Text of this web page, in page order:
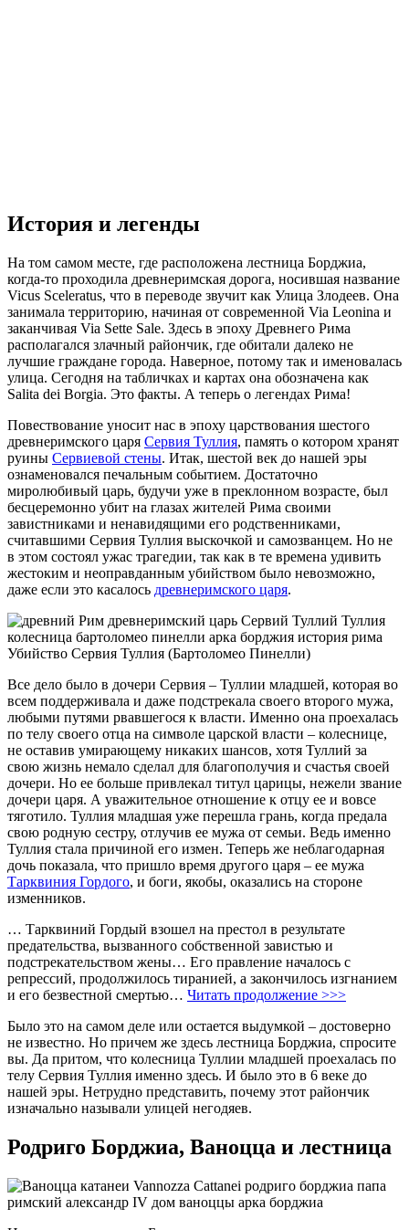
История и легенды
На том самом месте, где расположена лестница Борджиа,
когда-то проходила древнеримская дорога, носившая название
Vicus Sceleratus, что в переводе звучит как Улица Злодеев. Она
занимала территорию, начиная от современной Via Leonina и
заканчивая Via Sette Sale. Здесь в эпоху Древнего Рима
располагался злачный райончик, где обитали далеко не
лучшие граждане города. Наверное, потому так и именовалась
улица. Сегодня на табличках и картах она обозначена как
Salita dei Borgia. Это факты. А теперь о легендах Рима!
Повествование уносит нас в эпоху царствования шестого
древнеримского царя Сервия Туллия, память о котором хранят
руины Сервиевой стены. Итак, шестой век до нашей эры
ознаменовался печальным событием. Достаточно
миролюбивый царь, будучи уже в преклонном возрасте, был
бесцеремонно убит на глазах жителей Рима своими
завистниками и ненавидящими его родственниками,
считавшими Сервия Туллия выскочкой и самозванцем. Но не
в этом состоял ужас трагедии, так как в те времена удивить
жестоким и неоправданным убийством было невозможно,
даже если это касалось древнеримского царя.
Убийство Сервия Туллия (Бартоломео Пинелли)
Все дело было в дочери Сервия – Туллии младшей, которая во
всем поддерживала и даже подстрекала своего второго мужа,
любыми путями рвавшегося к власти. Именно она проехалась
по телу своего отца на символе царской власти – колеснице,
не оставив умирающему никаких шансов, хотя Туллий за
свою жизнь немало сделал для благополучия и счастья своей
дочери. Но ее больше привлекал титул царицы, нежели звание
дочери царя. А уважительное отношение к отцу ее и вовсе
тяготило. Туллия младшая уже перешла грань, когда предала
свою родную сестру, отлучив ее мужа от семьи. Ведь именно
Туллия стала причиной его измен. Теперь же неблагодарная
дочь показала, что пришло время другого царя – ее мужа
Тарквиния Гордого, и боги, якобы, оказались на стороне
изменников.
… Тарквиний Гордый взошел на престол в результате
предательства, вызванного собственной завистью и
подстрекательством жены… Его правление началось с
репрессий, продолжилось тиранией, а закончилось изгнанием
и его безвестной смертью… Читать продолжение >>>
Было это на самом деле или остается выдумкой – достоверно
не известно. Но причем же здесь лестница Борджиа, спросите
вы. Да притом, что колесница Туллии младшей проехалась по
телу Сервия Туллия именно здесь. И было это в 6 веке до
нашей эры. Нетрудно представить, почему этот райончик
изначально называли улицей негодяев.
Родриго Борджиа, Ваноцца и лестница